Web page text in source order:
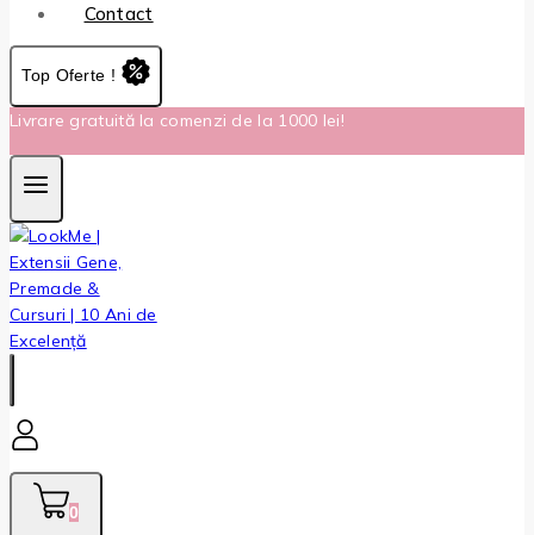
Contact
Top Oferte !
Livrare gratuită la comenzi de la 1000 lei!
0